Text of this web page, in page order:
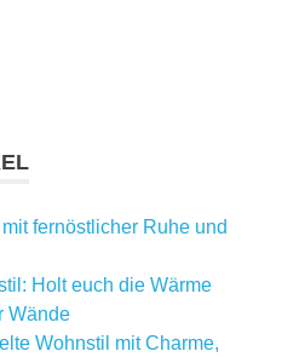
fernöstlicher Ruhe und
Holt euch die Wärme
Wände
Wohnstil mit Charme,